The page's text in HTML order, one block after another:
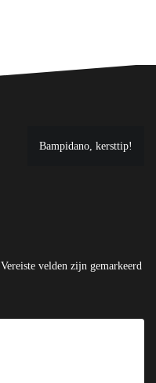
Bampidano, kersttip!
Vereiste velden zijn gemarkeerd